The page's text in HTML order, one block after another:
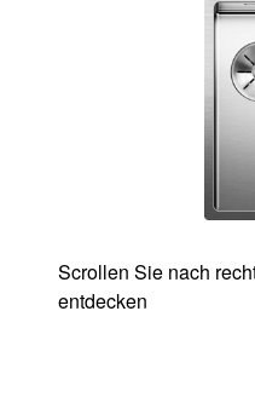
Scrollen Sie nach
entdecken